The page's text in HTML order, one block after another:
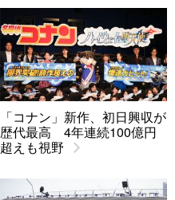
「コナン」新作、初日興収が
歴代最高 4年連続100億円
超えも視野